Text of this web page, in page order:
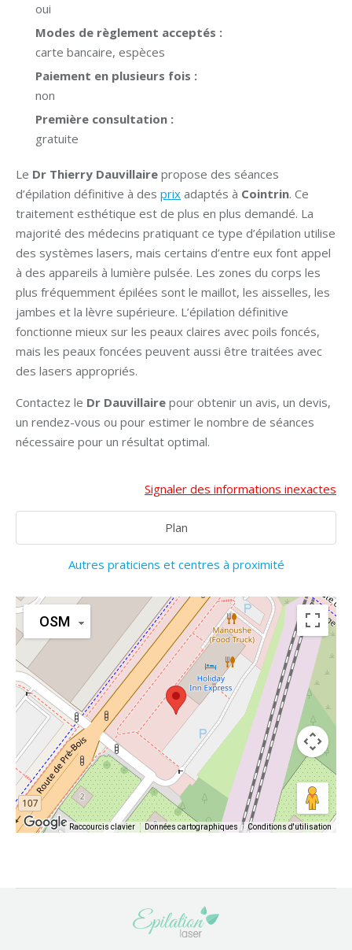
oui
Modes de règlement acceptés :
carte bancaire, espèces
Paiement en plusieurs fois :
non
Première consultation :
gratuite
Le Dr Thierry Dauvillaire propose des séances
d’épilation définitive à des prix adaptés à Cointrin. Ce
traitement esthétique est de plus en plus demandé. La
majorité des médecins pratiquant ce type d’épilation utilise
des systèmes lasers, mais certains d’entre eux font appel
à des appareils à lumière pulsée. Les zones du corps les
plus fréquemment épilées sont le maillot, les aisselles, les
jambes et la lèvre supérieure. L’épilation définitive
fonctionne mieux sur les peaux claires avec poils foncés,
mais les peaux foncées peuvent aussi être traitées avec
des lasers appropriés.
Contactez le Dr Dauvillaire pour obtenir un avis, un devis,
un rendez-vous ou pour estimer le nombre de séances
nécessaire pour un résultat optimal.
Signaler des informations inexactes
Plan
Autres praticiens et centres à proximité
OSM
Raccourcis clavier Données cartographiques Conditions d'utilisation